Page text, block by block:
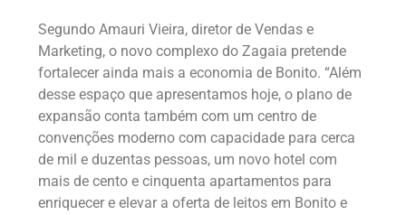
Segundo Amauri Vieira, diretor de Vendas e
Marketing, o novo complexo do Zagaia pretende
fortalecer ainda mais a economia de Bonito. “Além
desse espaço que apresentamos hoje, o plano de
expansão conta também com um centro de
convenções moderno com capacidade para cerca
de mil e duzentas pessoas, um novo hotel com
mais de cento e cinquenta apartamentos para
enriquecer e elevar a oferta de leitos em Bonito e